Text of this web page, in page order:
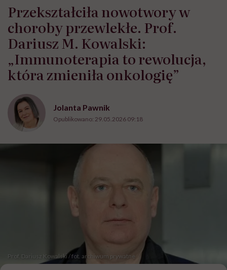
Przekształciła nowotwory w
choroby przewlekłe. Prof.
Dariusz M. Kowalski:
„Immunoterapia to rewolucja,
która zmieniła onkologię”
Jolanta Pawnik
Opublikowano: 29.05.2026 09:18
Prof. Dariusz Kowalski / fot. archiwum prywatne